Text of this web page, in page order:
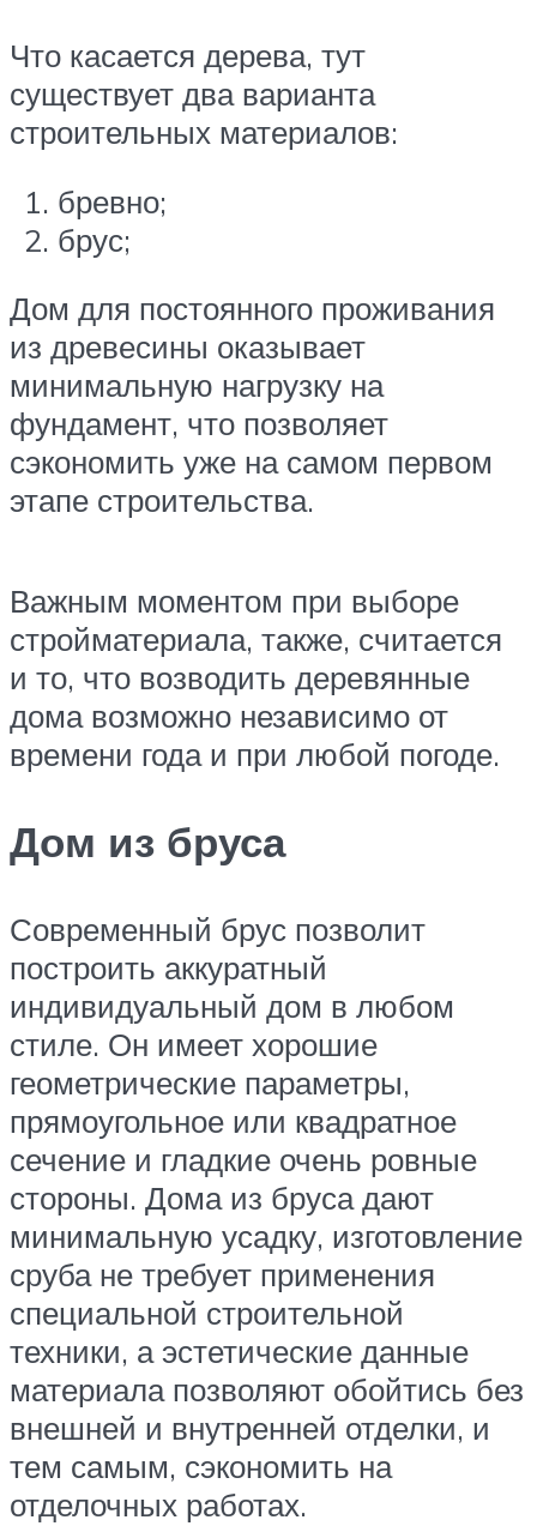
Что касается дерева, тут
существует два варианта
строительных материалов:
бревно;
брус;
Дом для постоянного проживания
из древесины оказывает
минимальную нагрузку на
фундамент, что позволяет
сэкономить уже на самом первом
этапе строительства.
Важным моментом при выборе
стройматериала, также, считается
и то, что возводить деревянные
дома возможно независимо от
времени года и при любой погоде.
Дом из бруса
Современный брус позволит
построить аккуратный
индивидуальный дом в любом
стиле. Он имеет хорошие
геометрические параметры,
прямоугольное или квадратное
сечение и гладкие очень ровные
стороны. Дома из бруса дают
минимальную усадку, изготовление
сруба не требует применения
специальной строительной
техники, а эстетические данные
материала позволяют обойтись без
внешней и внутренней отделки, и
тем самым, сэкономить на
отделочных работах.